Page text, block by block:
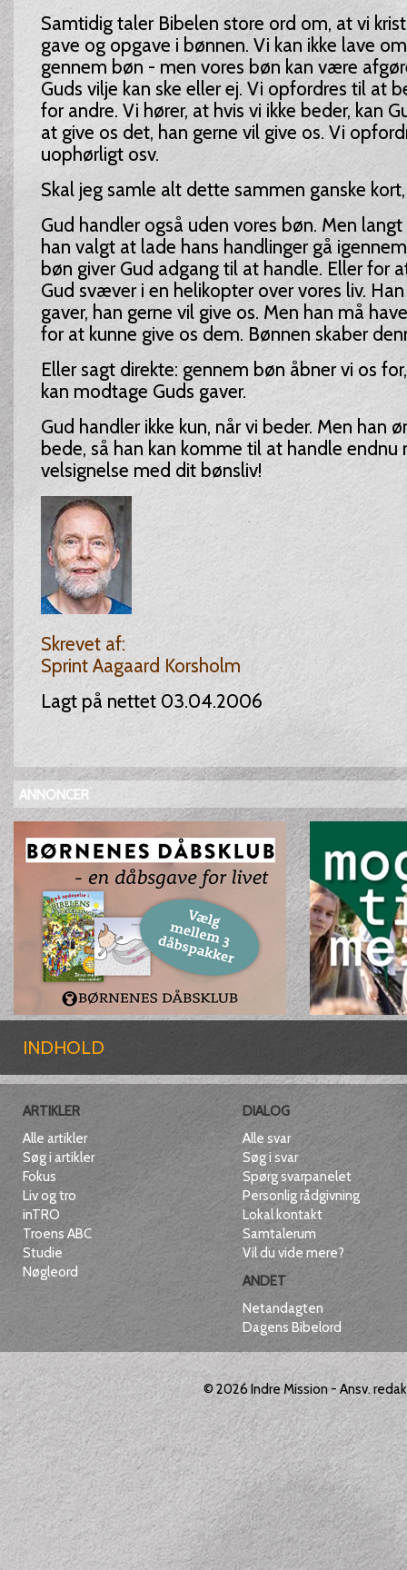
Samtidig taler Bibelen store ord om, at vi
gave og opgave i bønnen. Vi kan ikke lave
gennem bøn - men vores bøn kan være
Guds vilje kan ske eller ej. Vi opfordres til at
for andre. Vi hører, at hvis vi ikke beder, kan
at give os det, han gerne vil give os. Vi
uophørligt osv.
Skal jeg samle alt dette sammen ganske
Gud handler også uden vores bøn. Men
han valgt at lade hans handlinger gå
bøn giver Gud adgang til at handle. Eller for
Gud svæver i en helikopter over vores liv.
gaver, han gerne vil give os. Men han må
for at kunne give os dem. Bønnen skaber
Eller sagt direkte: gennem bøn åbner vi os
kan modtage Guds gaver.
Gud handler ikke kun, når vi beder. Men han
bede, så han kan komme til at handle endnu
velsignelse med dit bønsliv!
Skrevet af:
Sprint Aagaard Korsholm
Lagt på nettet 03.04.2006
ANNONCER
INDHOLD
ARTIKLER
Alle artikler
Søg i artikler
Fokus
Liv og tro
inTRO
Troens ABC
Studie
Nøgleord
DIALOG
Alle svar
Søg i svar
Spørg svarpanelet
Personlig rådgivning
Lokal kontakt
Samtalerum
Vil du vide mere?
ANDET
Netandagten
Dagens Bibelord
© 2026Indre Mission- Ansv.